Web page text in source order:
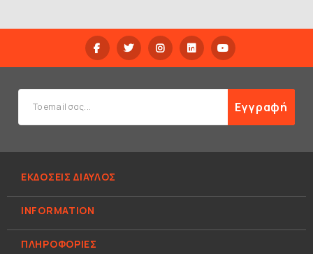
Εγγραφή
ΕΚΔΟΣΕΙΣ ΔΙΑΥΛΟΣ
INFORMATION
ΠΛΗΡΟΦΟΡΊΕΣ